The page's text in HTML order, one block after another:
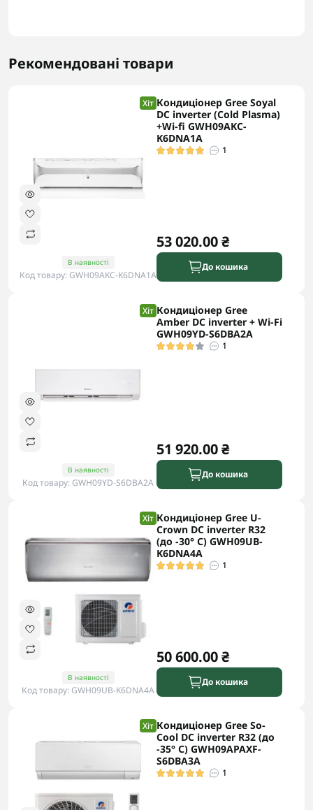
Рекомендовані товари
Хіт
В наявності
Код товару: GWH09AKC-K6DNA1A
Кондиціонер Gree Soyal
DC inverter (Cold Plasma)
+Wi-fi GWH09AKC-
K6DNA1A
1
53 020.00 ₴
До кошика
Хіт
В наявності
Код товару: GWH09YD-S6DBA2A
Кондиціонер Gree
Amber DC inverter + Wi-Fi
GWH09YD-S6DBA2A
1
51 920.00 ₴
До кошика
Хіт
В наявності
Код товару: GWH09UB-K6DNA4A
Кондиціонер Gree U-
Crown DC inverter R32
(до -30° С) GWH09UB-
K6DNA4A
1
50 600.00 ₴
До кошика
Хіт Кондиціонер Gree So-
Cool DC inverter R32 (до
-35° С) GWH09APAXF-
S6DBA3A
1